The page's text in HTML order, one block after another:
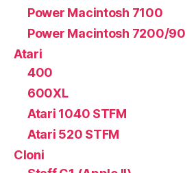
Power Macintosh 7100
Power Macintosh 7200/90
Atari
400
600XL
Atari 1040 STFM
Atari 520 STFM
Cloni